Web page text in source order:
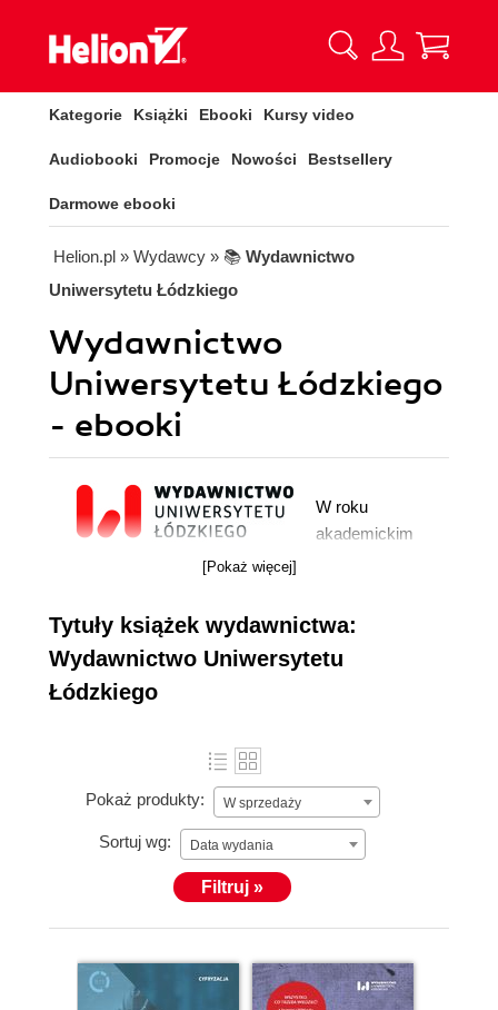
Kategorie Książki Ebooki Kursy video
Audiobooki Promocje Nowości Bestsellery
Darmowe ebooki
Helion.pl » Wydawcy » 📚 Wydawnictwo
Uniwersytetu Łódzkiego
Wydawnictwo
Uniwersytetu Łódzkiego
- ebooki
W roku
akademickim
którego zadaniem
naukowych,
dydaktycznych i
informacyjnych.
przekształcony w
Wydawnictwo
Uniwersytetu
[Pokaż więcej]
Tytuły książek wydawnictwa:
Wydawnictwo Uniwersytetu
Łódzkiego
Pokaż produkty: W sprzedaży
Sortuj wg: Data wydania
Filtruj »